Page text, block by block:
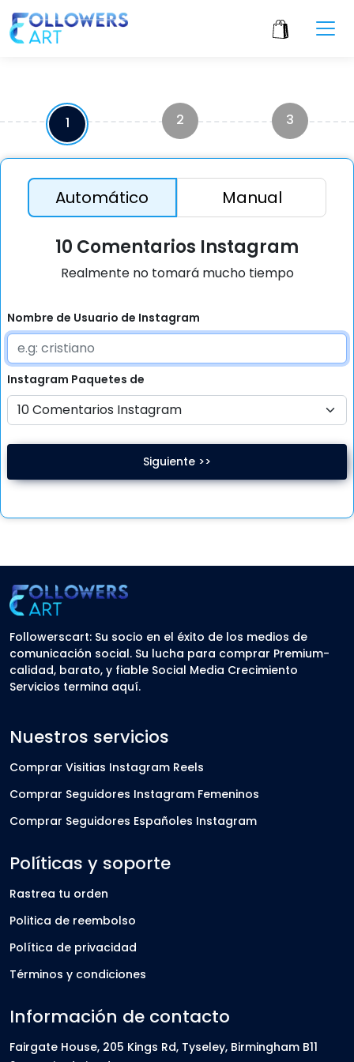
1 2 3
Automático Manual
10 Comentarios Instagram
Realmente no tomará mucho tiempo
Nombre de Usuario de Instagram
Instagram Paquetes de
Siguiente >>
Followerscart: Su socio en el éxito de los medios de
comunicación social. Su lucha para comprar Premium-
calidad, barato, y fiable Social Media Crecimiento
Servicios termina aquí.
Nuestros servicios
Comprar Visitias Instagram Reels
Comprar Seguidores Instagram Femeninos
Comprar Seguidores Españoles Instagram
Políticas y soporte
Rastrea tu orden
Politica de reembolso
Política de privacidad
Términos y condiciones
Información de contacto
Fairgate House, 205 Kings Rd, Tyseley, Birmingham B11